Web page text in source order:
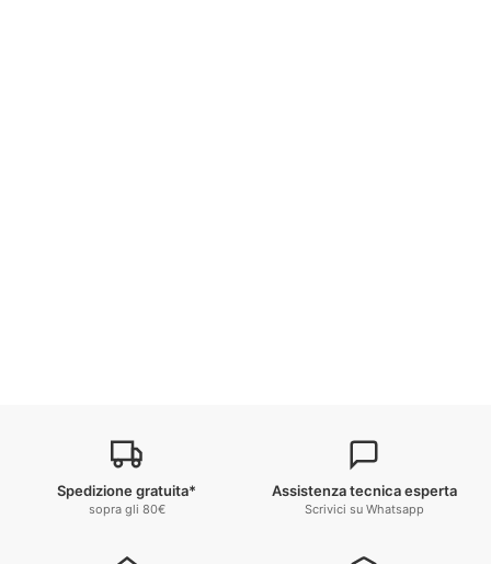
Spedizione gratuita*
sopra gli 80€
Assistenza tecnica esperta
Scrivici su Whatsapp